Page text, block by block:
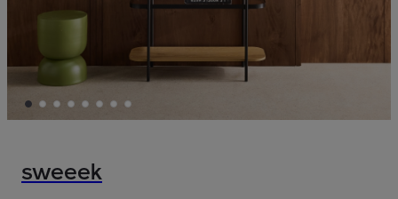
sweeek